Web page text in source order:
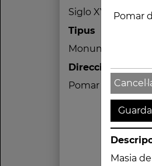
Masia
Siglo XV
Tipus
Monument
Direcció
Pomar de Dalt